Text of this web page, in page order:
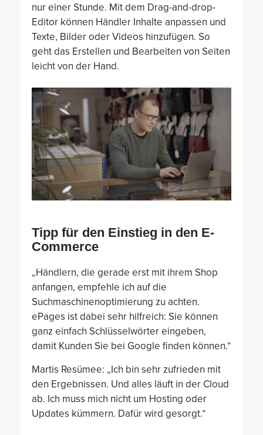
nur einer Stunde. Mit dem Drag-and-drop-
Editor können Händler Inhalte anpassen und
Texte, Bilder oder Videos hinzufügen. So
geht das Erstellen und Bearbeiten von Seiten
leicht von der Hand.
Tipp für den Einstieg in den E-
Commerce
„Händlern, die gerade erst mit ihrem Shop
anfangen, empfehle ich auf die
Suchmaschinenoptimierung zu achten.
ePages ist dabei sehr hilfreich: Sie können
ganz einfach Schlüsselwörter eingeben,
damit Kunden Sie bei Google finden können.“
Martis Resümee: „Ich bin sehr zufrieden mit
den Ergebnissen. Und alles läuft in der Cloud
ab. Ich muss mich nicht um Hosting oder
Updates kümmern. Dafür wird gesorgt.“